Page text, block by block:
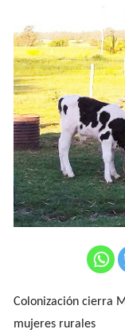
Colonización cierra
mujeres rurales